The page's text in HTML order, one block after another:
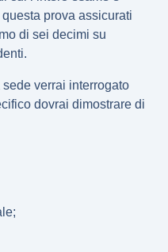
prova assicurati
di sei decimi su
verrai interrogato
dovrai dimostrare di